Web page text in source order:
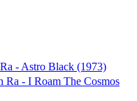
- Astro Black (1973)
- I Roam The Cosmos